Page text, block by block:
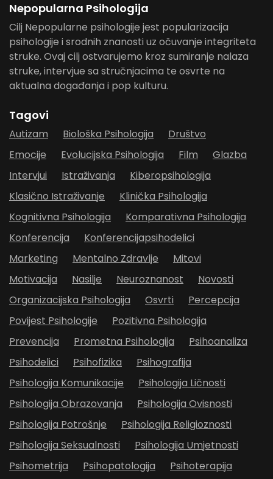
Nepopularna Psihologija
Cilj Nepopularne psihologije jest popularizacija
psihologije i srodnih znanosti uz očuvanje integriteta
struke. Ovaj cilj ostvarujemo kroz sumiranje nalaza
struke, intervjue sa stručnjacima te osvrte na
aktualna događanja i pop kulturu.
Tagovi
Autizam Biološka Psihologija
Društvo
Emocije
Evolucijska Psihologija Film
Glazba
Intervjui
Istraživanja
Kiberopsihologija
Klasično Istraživanje
Klinička Psihologija
Kognitivna Psihologija
Komparativna Psihologija
Konferencija
Konferencijapsihodelici
Marketing
Mentalno Zdravlje
Mitovi
Motivacija
Nasilje Neuroznanost
Novosti
Organizacijska Psihologija
Osvrti
Percepcija
Povijest Psihologije
Pozitivna Psihologija
Prevencija
Prometna Psihologija
Psihoanaliza
Psihodelici
Psihofizika
Psihografija
Psihologija Komunikacije
Psihologija Ličnosti
Psihologija Obrazovanja
Psihologija Ovisnosti
Psihologija Potrošnje
Psihologija Religioznosti
Psihologija Seksualnosti
Psihologija Umjetnosti
Psihometrija
Psihopatologija
Psihoterapija